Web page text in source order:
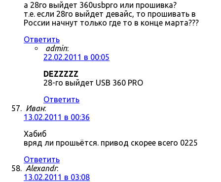
а 28го выйдет 360usbpro или прошивка?
т.е. если 28го выйдет девайс, то прошивать в
России начнут только где то в конце марта???
Ответить
admin:
22.02.2011 в 00:05
DEZZZZZ
28-го выйдет USB 360 PRO
Ответить
Иван:
13.02.2011 в 00:36
Хабиб
вряд ли прошьётся. привод скорее всего 0225
Ответить
Alexandr:
13.02.2011 в 03:08